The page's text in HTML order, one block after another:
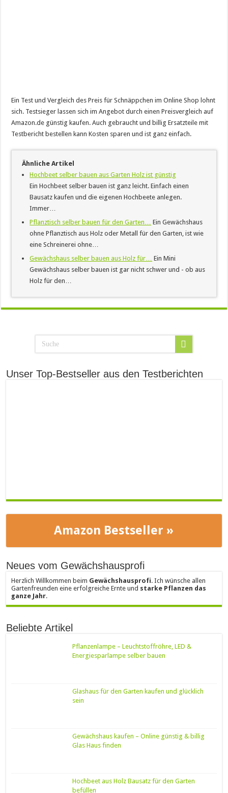
Ein Test und Vergleich des Preis für Schnäppchen im Online Shop lohnt
sich. Testsieger lassen sich im Angebot durch einen Preisvergleich auf
Amazon.de günstig kaufen. Auch gebraucht und billig Ersatzteile mit
Testbericht bestellen kann Kosten sparen und ist ganz einfach.
Ähnliche Artikel
Hochbeet selber bauen aus Garten Holz ist günstig
Ein Hochbeet selber bauen ist ganz leicht. Einfach einen
Bausatz kaufen und die eigenen Hochbeete anlegen.
Immer…
Pflanztisch selber bauen für den Garten…
Ein Gewächshaus
ohne Pflanztisch aus Holz oder Metall für den Garten, ist wie
eine Schreinerei ohne…
Gewächshaus selber bauen aus Holz für…
Ein Mini
Gewächshaus selber bauen ist gar nicht schwer und - ob aus
Holz für den…
Unser Top-Bestseller aus den Testberichten
Amazon Bestseller »
Neues vom Gewächshausprofi
Herzlich Willkommen beim Gewächshausprofi. Ich wünsche allen
Gartenfreunden eine erfolgreiche Ernte und starke Pflanzen das
ganze Jahr.
Beliebte Artikel
Pflanzenlampe – Leuchtstoffröhre, LED &
Energiesparlampe selber bauen
Glashaus für den Garten kaufen und glücklich
sein
Gewächshaus kaufen – Online günstig & billig
Glas Haus finden
Hochbeet aus Holz Bausatz für den Garten
befüllen